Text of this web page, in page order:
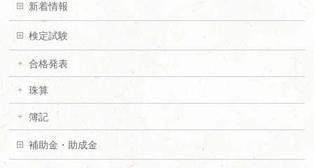
新着情報
検定試験
合格発表
珠算
簿記
補助金・助成金